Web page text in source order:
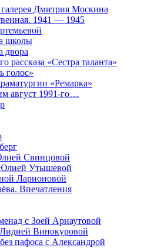
Дмитрия Москина
1941 — 1945
школы
двора
рассказа «Сестра таланта»
голос»
«Ремарка»
август 1991-го…
Свинцовой
Утышевой
Ларионовой
Впечатления
с Зоей Арнаутовой
Винокуровой
пафоса с Александрой